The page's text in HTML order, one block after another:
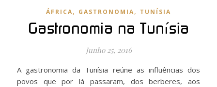
ÁFRICA, GASTRONOMIA, TUNÍSIA
Gastronomia na Tunísia
Junho 25, 2016
A gastronomia da Tunísia reúne as influências dos
povos que por lá passaram, dos berberes, aos